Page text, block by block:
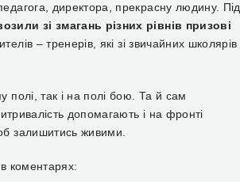
директора, прекрасну людину. Під
зі змагань різних рівнів призові
– тренерів, які зі звичайних школярів
полі, так і на полі бою. Та й сам
допомагають і на фронті
залишитись живими.
коментарях: